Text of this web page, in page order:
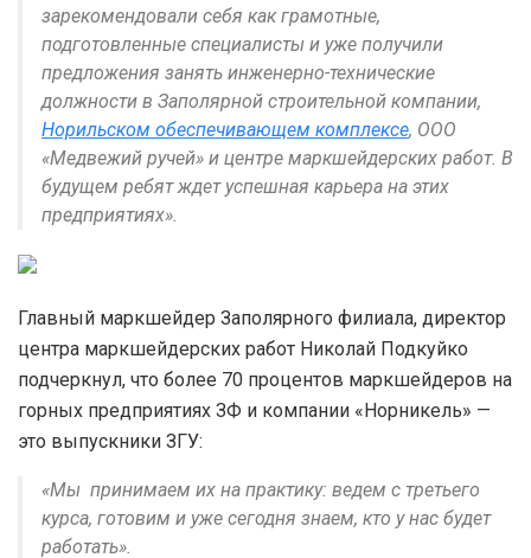
зарекомендовали себя как грамотные,
подготовленные специалисты и уже получили
предложения занять инженерно-технические
должности в Заполярной строительной компании,
Норильском обеспечивающем комплексе, ООО
«Медвежий ручей» и центре маркшейдерских работ. В
будущем ребят ждет успешная карьера на этих
предприятиях».
Главный маркшейдер Заполярного филиала, директор
центра маркшейдерских работ Николай Подкуйко
подчеркнул, что более 70 процентов маркшейдеров на
горных предприятиях ЗФ и компании «Норникель» —
это выпускники ЗГУ:
«Мы принимаем их на практику: ведем с третьего
курса, готовим и уже сегодня знаем, кто у нас будет
работать».